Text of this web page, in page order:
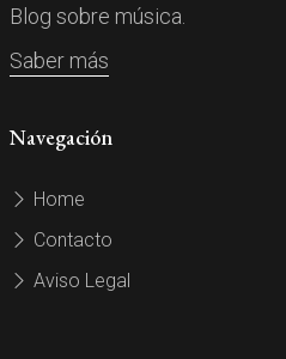
Blog sobre música.
Saber más
Navegación
Home
Contacto
Aviso Legal